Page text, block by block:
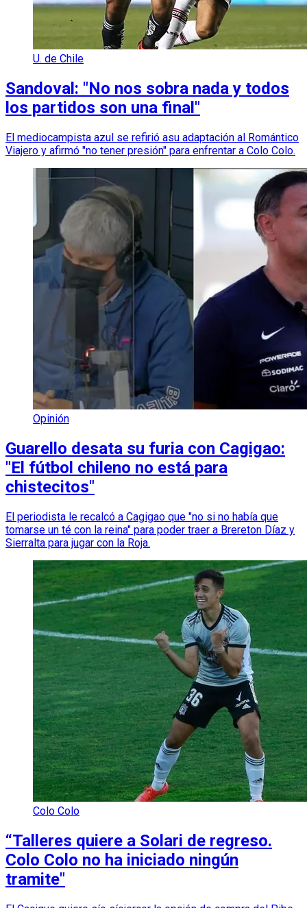
U. de Chile
Sandoval: "No nos sobra nada y todos
los partidos son una final"
El mediocampista azul se refirió asu adaptación al Romántico
Viajero y afirmó "no tener presión" para enfrentar a Colo Colo.
Opinión
Guarello desata su furia con Cagigao:
"El fútbol chileno no está para
chistecitos"
El periodista le recalcó a Cagigao que "no si no había que
tomarse un té con la reina" para poder traer a Brereton Díaz y
Sierralta para jugar con la Roja.
Colo Colo
“Talleres quiere a Solari de regreso.
Colo Colo no ha iniciado ningún
tramite"